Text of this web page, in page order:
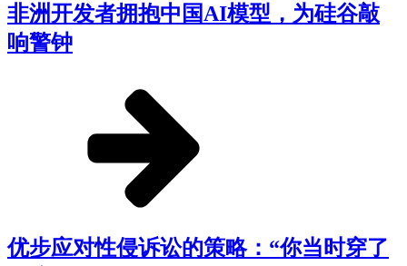
非洲开发者拥抱中国AI模型，为硅谷敲
响警钟
优步应对性侵诉讼的策略：“你当时穿了